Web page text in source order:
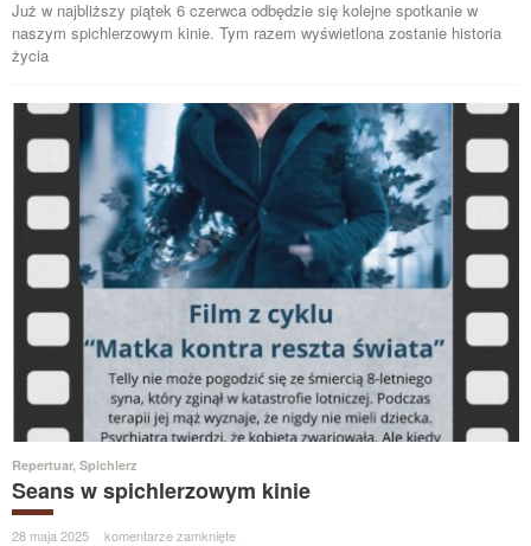
Już w najbliższy piątek 6 czerwca odbędzie się kolejne spotkanie w
naszym spichlerzowym kinie. Tym razem wyświetlona zostanie historia
życia
Repertuar, Spichlerz
Seans w spichlerzowym kinie
28 maja 2025 · komentarze zamknięte ·